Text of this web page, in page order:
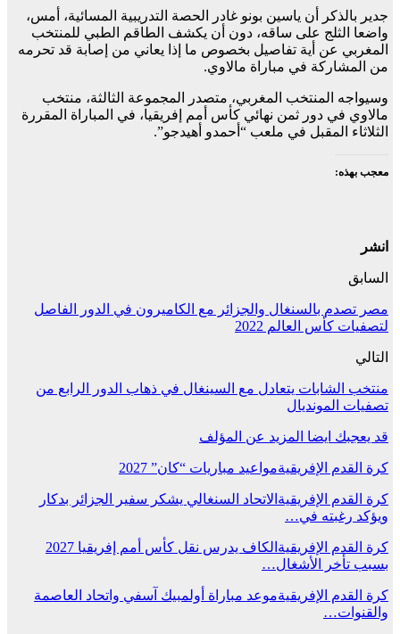
جدير بالذكر أن ياسين بونو غادر الحصة التدريبية المسائية، أمس،
واضعا الثلج على ساقه، دون أن يكشف الطاقم الطبي للمنتخب
المغربي عن أية تفاصيل بخصوص ما إذا يعاني من إصابة قد تحرمه
من المشاركة في مباراة مالاوي.
وسيواجه المنتخب المغربي، متصدر المجموعة الثالثة، منتخب
مالاوي في دور ثمن نهائي كأس أمم إفريقيا، في المباراة المقررة
الثلاثاء المقبل في ملعب “أحمدو أهيدجو”.
معجب بهذه:
انشر
السابق
مصر تصدم بالسنغال والجزائر مع الكاميرون في الدور الفاصل
لتصفيات كأس العالم 2022
التالي
منتخب الشابات يتعادل مع السينغال في ذهاب الدور الرابع من
تصفيات المونديال
قد يعجبك ايضا المزيد عن المؤلف
كرة القدم الإفريقيةمواعيد مباريات “كان” 2027
كرة القدم الإفريقية الاتحاد السنغالي يشكر سفير الجزائر بدكار
ويؤكد رغبته في…
كرة القدم الإفريقية
الكاف يدرس نقل كأس أمم إفريقيا 2027
بسبب تأخر الأشغال…
كرة القدم الإفريقيةموعد مباراة أولمبيك آسفي واتحاد العاصمة
والقنوات…